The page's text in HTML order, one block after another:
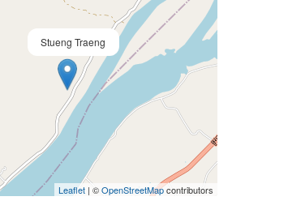
Stueng Traeng
Leaflet | ©OpenStreetMapcontributors